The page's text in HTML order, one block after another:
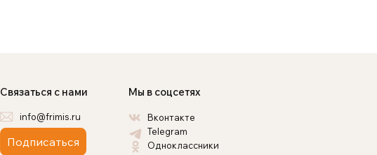
Связаться с нами
info@frimis.ru
Подписаться
Мы в соцсетях
Вконтакте
Telegram
Одноклассники